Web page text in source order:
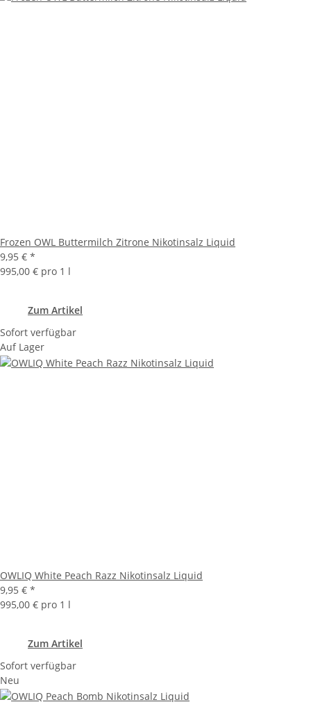
Frozen OWL Buttermilch Zitrone Nikotinsalz Liquid
9,95 € *
995,00 € pro 1 l
Zum Artikel
Sofort verfügbar
Auf Lager
OWLIQ White Peach Razz Nikotinsalz Liquid
9,95 € *
995,00 € pro 1 l
Zum Artikel
Sofort verfügbar
Neu